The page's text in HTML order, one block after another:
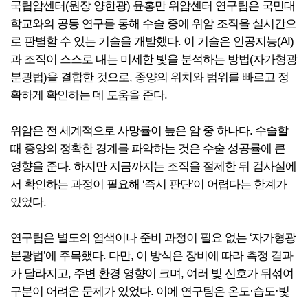
국립암센터(원장 양한광) 윤홍만 위암센터 연구팀은 국민대
학교와의 공동 연구를 통해 수술 중에 위암 조직을 실시간으
로 판별할 수 있는 기술을 개발했다. 이 기술은 인공지능(AI)
과 조직이 스스로 내는 미세한 빛을 분석하는 방법(자가형광
분광법)을 결합한 것으로, 종양의 위치와 범위를 빠르고 정
확하게 확인하는 데 도움을 준다.
위암은 전 세계적으로 사망률이 높은 암 중 하나다. 수술할
때 종양의 정확한 경계를 파악하는 것은 수술 성공률에 큰
영향을 준다. 하지만 지금까지는 조직을 절제한 뒤 검사실에
서 확인하는 과정이 필요해 ‘즉시 판단’이 어렵다는 한계가
있었다.
연구팀은 별도의 염색이나 준비 과정이 필요 없는 ‘자가형광
분광법’에 주목했다. 다만, 이 방식은 장비에 따라 측정 결과
가 달라지고, 주변 환경 영향이 크며, 여러 빛 신호가 뒤섞여
구분이 어려운 문제가 있었다. 이에 연구팀은 온도·습도·빛